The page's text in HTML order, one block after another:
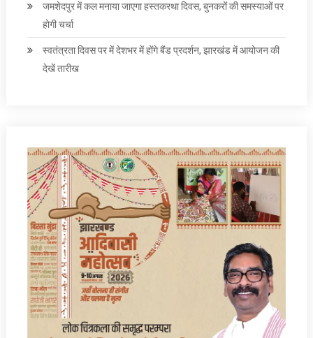
जमशेदपुर में कल मनाया जाएगा हस्तकरथा दिवस, बुनकरों की समस्याओं पर
होगी चर्चा
स्वतंत्रता दिवस पर में देशभर में होंगे बैंड प्रदर्शन, झारखंड में आयोजन की
देखें तारीख